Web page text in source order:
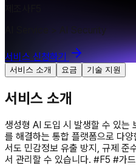
AI Service > AI Security
서비스 신청하기
서비스 소개 요금 기술 지원
서비스 소개
생성형 AI 도입 시 발생할 수 있는
를 해결하는 통합 플랫폼으로 다
서도 민감정보 유출 방지, 규제 준
서 관리할 수 있습니다. #F5 #가